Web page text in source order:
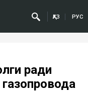
ҚАЗ РУС
ради